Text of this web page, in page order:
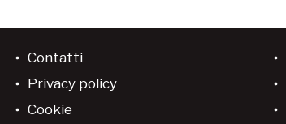
Contatti
Privacy policy
Cookie